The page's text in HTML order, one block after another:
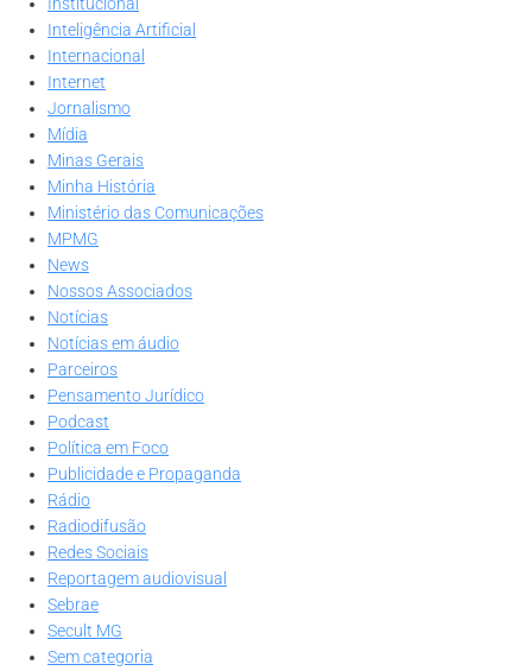
Inteligência Artificial
Internacional
Internet
Jornalismo
Mídia
Minas Gerais
Minha História
Ministério das Comunicações
MPMG
News
Nossos Associados
Notícias
Notícias em áudio
Parceiros
Pensamento Jurídico
Podcast
Política em Foco
Publicidade e Propaganda
Rádio
Radiodifusão
Redes Sociais
Reportagem audiovisual
Sebrae
Secult MG
Sem categoria